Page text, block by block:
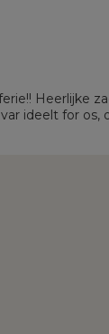
Heerlijke
ideelt for os,